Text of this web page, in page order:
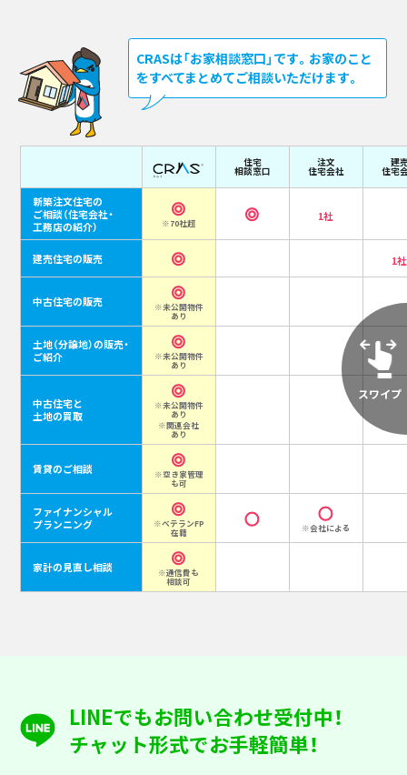
CRASは「お家相談窓口」です。お家のこと
をすべてまとめてご相談いただけます。
住宅
相談窓口
注文
住宅会社
建
住宅
新築注文住宅の
ご相談（住宅会社・
工務店の紹介）
※70社超 1社
建売住宅の販売 1社
中古住宅の販売
※未公開物件
あり
土地（分譲地）の販売・
ご紹介
※未公開物件
あり
中古住宅と
土地の買取
※未公開物件
あり
※関連会社
あり
賃貸のご相談
※空き家管理
も可
ファイナンシャル
プランニング
※ベテランFP
在籍
※会社による
家計の見直し相談
※通信費も
相談可
LINEでもお問い合わせ受付中！
チャット形式でお手軽簡単！